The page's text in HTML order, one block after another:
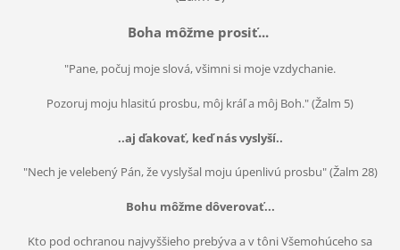
Boha môžme prosiť...
"Pane, počuj moje slová, všimni si moje vzdychanie.
Pozoruj moju hlasitú prosbu, môj kráľ a môj Boh." (Žalm 5)
..aj ďakovať, keď nás vyslyší..
"Nech je velebený Pán, že vyslyšal moju úpenlivú prosbu" (Žalm 28)
Bohu môžme dôverovať...
Kto pod ochranou najvyššieho prebýva a v tôni Všemohúceho sa